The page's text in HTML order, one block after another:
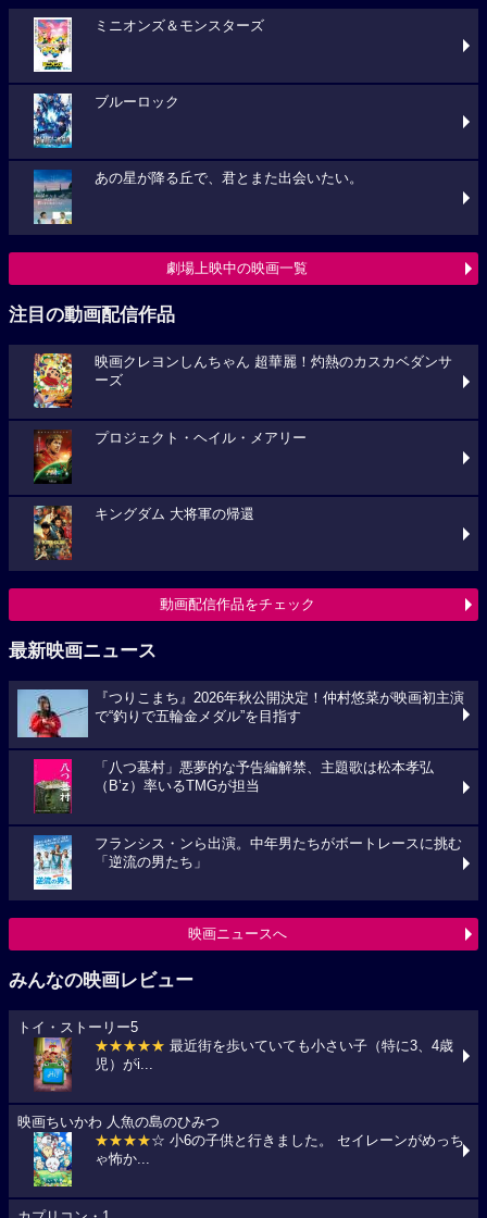
ミニオンズ＆モンスターズ
ブルーロック
あの星が降る丘で、君とまた出会いたい。
劇場上映中の映画一覧
注目の動画配信作品
映画クレヨンしんちゃん 超華麗！灼熱のカスカベダンサ
ーズ
プロジェクト・ヘイル・メアリー
キングダム 大将軍の帰還
動画配信作品をチェック
最新映画ニュース
『つりこまち』2026年秋公開決定！仲村悠菜が映画初主演
で“釣りで五輪金メダル”を目指す
「八つ墓村」悪夢的な予告編解禁、主題歌は松本孝弘
（B’z）率いるTMGが担当
フランシス・ンら出演。中年男たちがボートレースに挑む
「逆流の男たち」
映画ニュースへ
みんなの映画レビュー
トイ・ストーリー5
★★★★★ 最近街を歩いていても小さい子（特に3、4歳
児）がi...
映画ちいかわ 人魚の島のひみつ
★★★★☆ 小6の子供と行きました。 セイレーンがめっち
ゃ怖か...